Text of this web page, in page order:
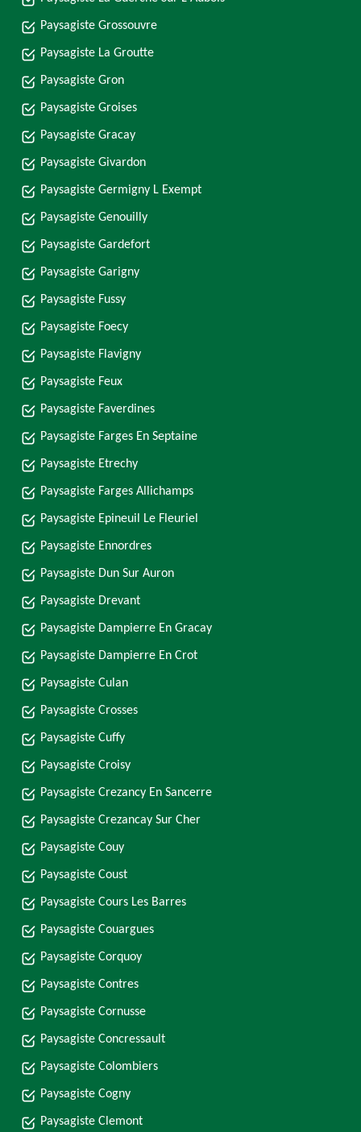
Paysagiste Grossouvre
Paysagiste La Groutte
Paysagiste Gron
Paysagiste Groises
Paysagiste Gracay
Paysagiste Givardon
Paysagiste Germigny L Exempt
Paysagiste Genouilly
Paysagiste Gardefort
Paysagiste Garigny
Paysagiste Fussy
Paysagiste Foecy
Paysagiste Flavigny
Paysagiste Feux
Paysagiste Faverdines
Paysagiste Farges En Septaine
Paysagiste Etrechy
Paysagiste Farges Allichamps
Paysagiste Epineuil Le Fleuriel
Paysagiste Ennordres
Paysagiste Dun Sur Auron
Paysagiste Drevant
Paysagiste Dampierre En Gracay
Paysagiste Dampierre En Crot
Paysagiste Culan
Paysagiste Crosses
Paysagiste Cuffy
Paysagiste Croisy
Paysagiste Crezancy En Sancerre
Paysagiste Crezancay Sur Cher
Paysagiste Couy
Paysagiste Coust
Paysagiste Cours Les Barres
Paysagiste Couargues
Paysagiste Corquoy
Paysagiste Contres
Paysagiste Cornusse
Paysagiste Concressault
Paysagiste Colombiers
Paysagiste Cogny
Paysagiste Clemont